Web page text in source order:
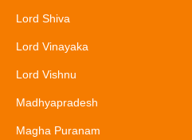
Lord Shiva
Lord Vinayaka
Lord Vishnu
Madhyapradesh
Magha Puranam